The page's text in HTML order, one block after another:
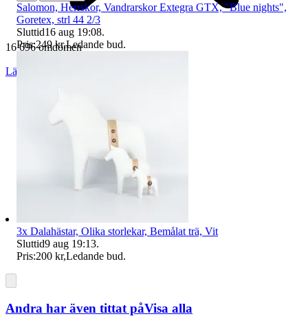
16 696 omdömen
Läs omdömen
Salomon, Herrskor, Vandrarskor Extegra GTX, "Blue nights",
Goretex, strl 44 2/3
Sluttid16 aug 19:08.
Pris:249 kr,Ledande bud.
3x Dalahästar, Olika storlekar, Bemålat trä, Vit
Sluttid9 aug 19:13.
Pris:200 kr,Ledande bud.
Andra har även tittat påVisa alla